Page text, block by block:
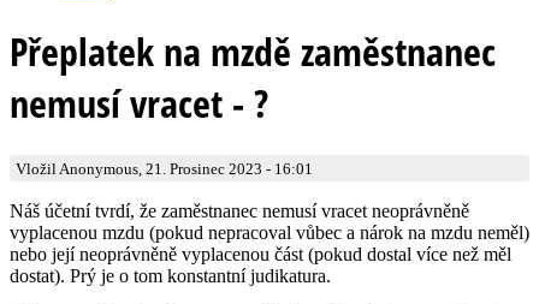
Přeplatek na mzdě zaměstnanec
nemusí vracet - ?
Vložil Anonymous, 21. Prosinec 2023 - 16:01
Náš účetní tvrdí, že zaměstnanec nemusí vracet neoprávněně
vyplacenou mzdu (pokud nepracoval vůbec a nárok na mzdu neměl)
nebo její neoprávněně vyplacenou část (pokud dostal více než měl
dostat). Prý je o tom konstantní judikatura.